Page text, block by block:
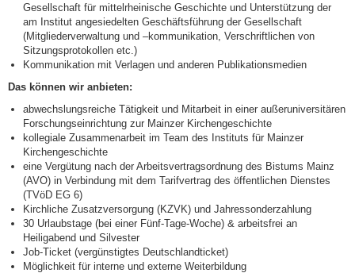
Gesellschaft für mittelrheinische Geschichte und Unterstützung der
am Institut angesiedelten Geschäftsführung der Gesellschaft
(Mitgliederverwaltung und –kommunikation, Verschriftlichen von
Sitzungsprotokollen etc.)
Kommunikation mit Verlagen und anderen Publikationsmedien
Das können wir anbieten:
abwechslungsreiche Tätigkeit und Mitarbeit in einer außeruniversitären
Forschungseinrichtung zur Mainzer Kirchengeschichte
kollegiale Zusammenarbeit im Team des Instituts für Mainzer
Kirchengeschichte
eine Vergütung nach der Arbeitsvertragsordnung des Bistums Mainz
(AVO) in Verbindung mit dem Tarifvertrag des öffentlichen Dienstes
(TVöD EG 6)
Kirchliche Zusatzversorgung (KZVK) und Jahressonderzahlung
30 Urlaubstage (bei einer Fünf-Tage-Woche) & arbeitsfrei an
Heiligabend und Silvester
Job-Ticket (vergünstigtes Deutschlandticket)
Möglichkeit für interne und externe Weiterbildung